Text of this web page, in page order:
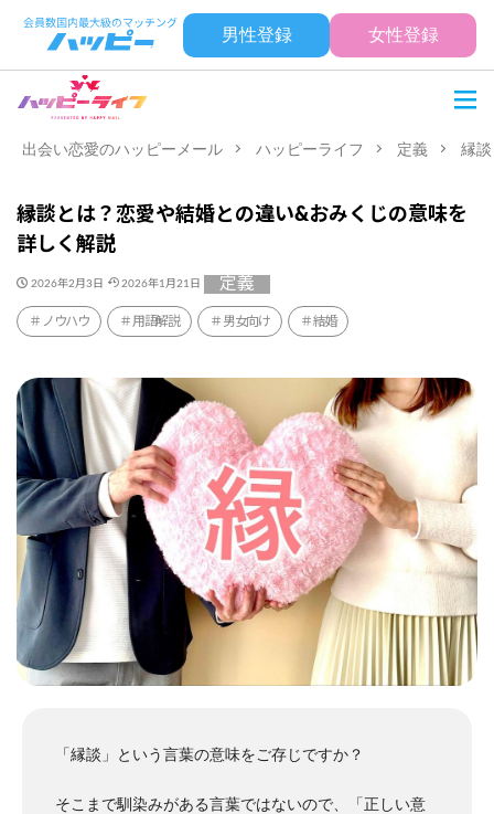
男性登録 女性登録
出会い恋愛のハッピーメール ハッピーライフ 定義 縁
縁談とは？恋愛や結婚との違い&おみくじの意味を
詳しく解説
2026年2月3日 2026年1月21日 定義
ノウハウ 用語解説 男女向け 結婚
「縁談」という言葉の意味をご存じですか？
そこまで馴染みがある言葉ではないので、「正しい意